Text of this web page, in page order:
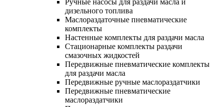
Ручные насосы для раздачи масла и
дизельного топлива
Маслораздаточные пневматические
комплекты
Настенные комплекты для раздачи масла
Стационарные комплекты раздачи
смазочных жидкостей
Передвижные пневматические комплекты
для раздачи масла
Передвижные ручные маслораздатчики
Передвижные пневматические
маслораздатчики